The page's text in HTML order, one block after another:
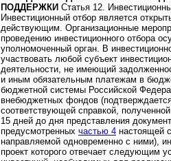
ПОДДЕРЖКИ Статья 12.
Инвестиционный отбор является
действующим. Организационные
проведению инвестиционного отбора
уполномоченный орган. В
участвовать любой субъект
деятельности, не имеющий
и иным обязательным платежам в
бюджетной системы Российской
внебюджетных фондов
соответствующей справкой,
15 дней до дня представления
предусмотренных частью 4 настоящей
направляемой одновременно с ними),
проект которого отвечает следующим